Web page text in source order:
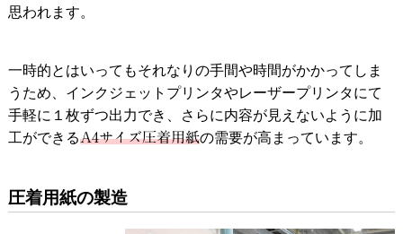
思われます。
一時的とはいってもそれなりの手間や時間がかかってしま
うため、インクジェットプリンタやレーザープリンタにて
手軽に１枚ずつ出力でき、さらに内容が見えないように加
工ができるA4サイズ圧着用紙の需要が高まっています。
圧着用紙の製造